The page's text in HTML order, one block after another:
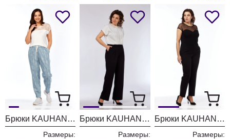
Брюки KAUHANKA 017 голубой
Размеры:
Брюки KAUHANKA 016 черный
Размеры:
Брюки KAUHANKA 005 черный
Размеры: